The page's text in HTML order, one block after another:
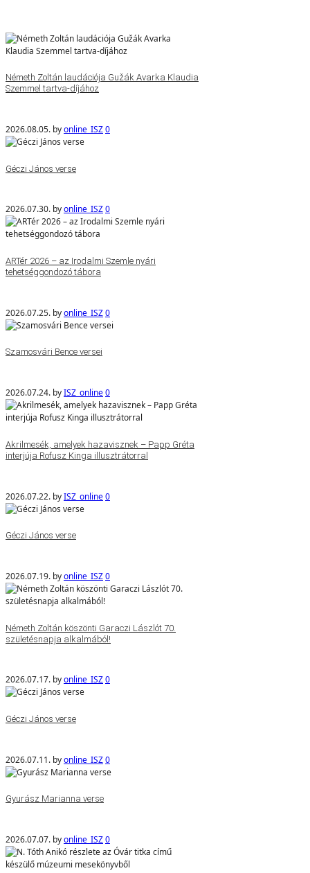
Németh Zoltán laudációja Gužák Avarka Klaudia
Szemmel tartva-díjához
2026.08.05. byonline_ISZ0
Géczi János verse
2026.07.30. byonline_ISZ0
ARTér 2026 – az Irodalmi Szemle nyári
tehetséggondozó tábora
2026.07.25. byonline_ISZ0
Szamosvári Bence versei
2026.07.24. byISZ_online0
Akrilmesék, amelyek hazavisznek – Papp Gréta
interjúja Rofusz Kinga illusztrátorral
2026.07.22. byISZ_online0
Géczi János verse
2026.07.19. byonline_ISZ0
Németh Zoltán köszönti Garaczi Lászlót 70.
születésnapja alkalmából!
2026.07.17. byonline_ISZ0
Géczi János verse
2026.07.11. byonline_ISZ0
Gyurász Marianna verse
2026.07.07. byonline_ISZ0